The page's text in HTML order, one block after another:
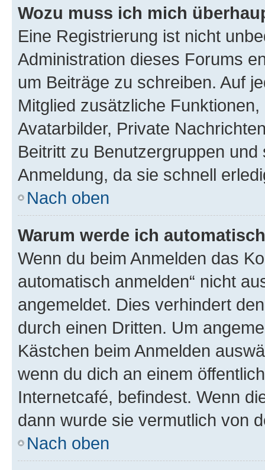
Wozu muss ich mich
Eine Registrierung ist nicht
Administration dieses Forums
um Beiträge zu schreiben. Auf
Mitglied zusätzliche
Avatarbilder, Private
Beitritt zu Benutzergruppen
Anmeldung, da sie schnell
Nach oben
Warum werde ich
Wenn du beim Anmelden das
automatisch anmelden“ nicht
angemeldet. Dies verhindert
durch einen Dritten. Um
Kästchen beim Anmelden
wenn du dich an einem
Internetcafé, befindest. Wenn
dann wurde sie vermutlich von
Nach oben